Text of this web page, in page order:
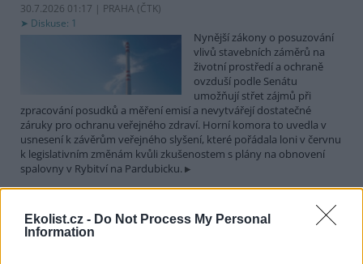
Ekolist.cz - Do Not Process My Personal
Information
30.7.2026 01:17 | PRAHA (ČTK)
Diskuse: 1
Nynější zákony o posuzování
vlivů stavebních záměrů na
životní prostředí a ochraně
ovzduší podle Senátu
umožňují střet zájmů při
zpracování posudků a měření emisí a nevytvářejí dostatečné
záruky pro ochranu veřejného zdraví. Horní komora to uvedla v
usnesení k závěrům veřejného slyšení, které pořádala loni v červnu
k legislativním změnám kvůli zkušenostem s plány na obnovení
spalovny v Rybitví na Pardubicku.
V národním parku v Keni uhynulo až 15 slonů, úřady
zkoumají příčinu